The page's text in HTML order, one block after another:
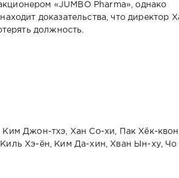
«JUMBO Pharma», однако
доказательства, что директор
должность.
Джон-тхэ, Хан Со-хи, Пак Хёк-
Хэ-ён, Ким Да-хин, Хван Ын-ху, Чо